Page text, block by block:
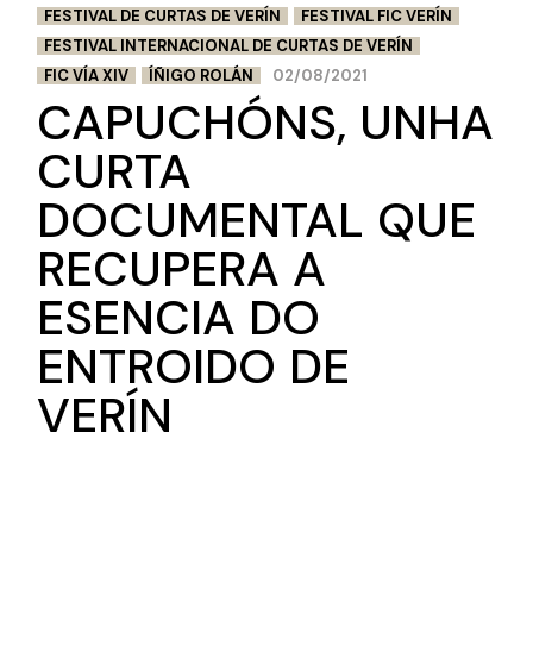
FESTIVAL DE CURTAS DE VERÍN
FESTIVAL FIC VERÍN
FESTIVAL INTERNACIONAL DE CURTAS DE VERÍN
FIC VÍA XIV
ÍÑIGO ROLÁN 02/08/2021
CAPUCHÓNS, UNHA
CURTA
DOCUMENTAL QUE
RECUPERA A
ESENCIA DO
ENTROIDO DE
VERÍN